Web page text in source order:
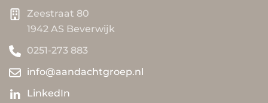
Zeestraat 80
1942 AS Beverwijk
0251-273 883
info@aandachtgroep.nl
LinkedIn